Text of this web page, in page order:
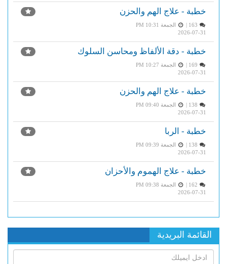
خطبة - علاج الهم والحزن
الجمعة PM 10:31
2026-07-31
خطبة - دقة الألفاظ ومحاسن السلوك
الجمعة PM 10:27
2026-07-31
خطبة - علاج الهم والحزن
الجمعة PM 09:40
2026-07-31
خطبة - الربا
الجمعة PM 09:39
2026-07-31
خطبة - علاج الهموم والأحزان
الجمعة PM 09:38
2026-07-31
القائمة البريدية